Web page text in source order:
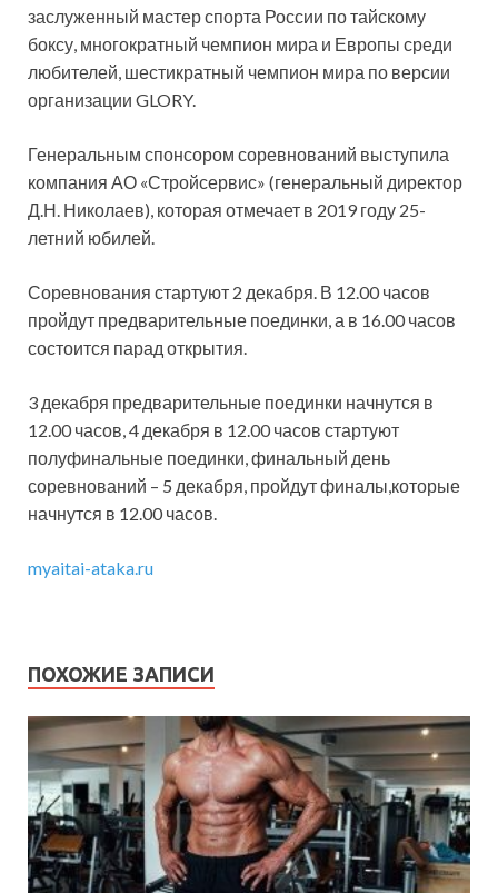
заслуженный мастер спорта России по тайскому
боксу, многократный чемпион мира и Европы среди
любителей, шестикратный чемпион мира по версии
организации GLORY.
Генеральным спонсором соревнований выступила
компания АО «Стройсервис» (генеральный директор
Д.Н. Николаев), которая отмечает в 2019 году 25-
летний юбилей.
Соревнования стартуют 2 декабря. В 12.00 часов
пройдут предварительные поединки, а в 16.00 часов
состоится парад открытия.
3 декабря предварительные поединки начнутся в
12.00 часов, 4 декабря в 12.00 часов стартуют
полуфинальные поединки, финальный день
соревнований – 5 декабря, пройдут финалы,которые
начнутся в 12.00 часов.
myaitai-ataka.ru
ПОХОЖИЕ ЗАПИСИ